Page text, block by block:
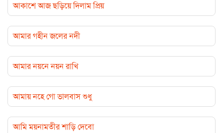
আকাশে আজ ছড়িয়ে দিলাম প্রিয়
আমার গহীন জলের নদী
আমার নয়নে নয়ন রাখি
আমায় নহে গো ভালবাস শুধু
আমি ময়নামতীর শাড়ি দেবো